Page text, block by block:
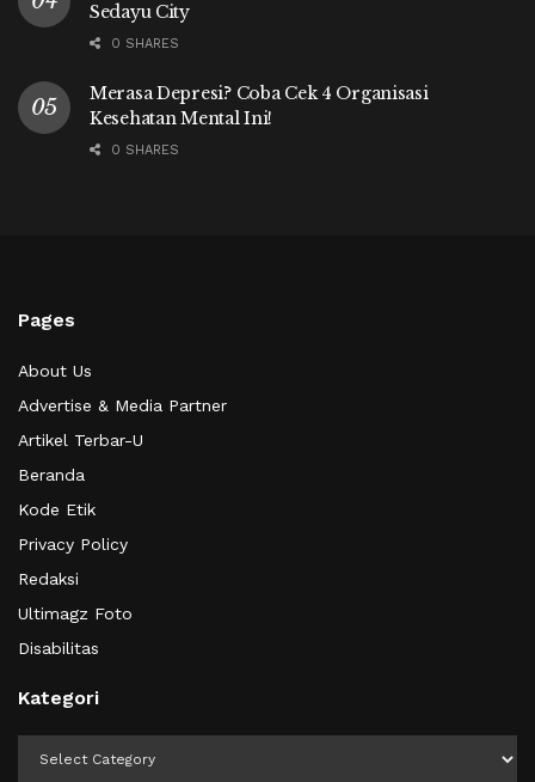
Sedayu City
0 SHARES
Merasa Depresi? Coba Cek 4 Organisasi
Kesehatan Mental Ini!
0 SHARES
Pages
About Us
Advertise & Media Partner
Artikel Terbar-U
Beranda
Kode Etik
Privacy Policy
Redaksi
Ultimagz Foto
Disabilitas
Kategori